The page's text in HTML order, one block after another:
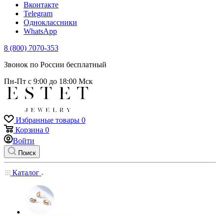
Вконтакте
Telegram
Одноклассники
WhatsApp
8 (800) 7070-353
Звонок по России бесплатный
Пн-Пт с 9:00 до 18:00 Мск
Избранные товары 0
Корзина 0
Войти
Поиск
Каталог